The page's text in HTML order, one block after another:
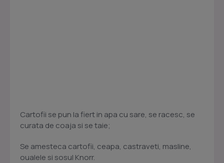
Cartofii se pun la fiert in apa cu sare, se racesc, se
curata de coaja si se taie;
Se amesteca cartofii, ceapa, castraveti, masline,
oualele si sosul Knorr.